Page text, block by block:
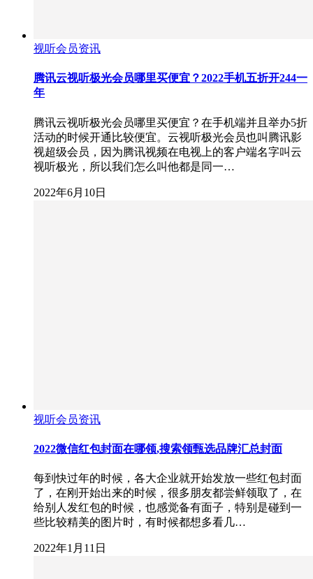
视听会员资讯
腾讯云视听极光会员哪里买便宜？2022手机五折开244一
年
腾讯云视听极光会员哪里买便宜？在手机端并且举办5折
活动的时候开通比较便宜。云视听极光会员也叫腾讯影
视超级会员，因为腾讯视频在电视上的客户端名字叫云
视听极光，所以我们怎么叫他都是同一…
2022年6月10日
视听会员资讯
2022微信红包封面在哪领,搜索领甄选品牌汇总封面
每到快过年的时候，各大企业就开始发放一些红包封面
了，在刚开始出来的时候，很多朋友都尝鲜领取了，在
给别人发红包的时候，也感觉备有面子，特别是碰到一
些比较精美的图片时，有时候都想多看几…
2022年1月11日